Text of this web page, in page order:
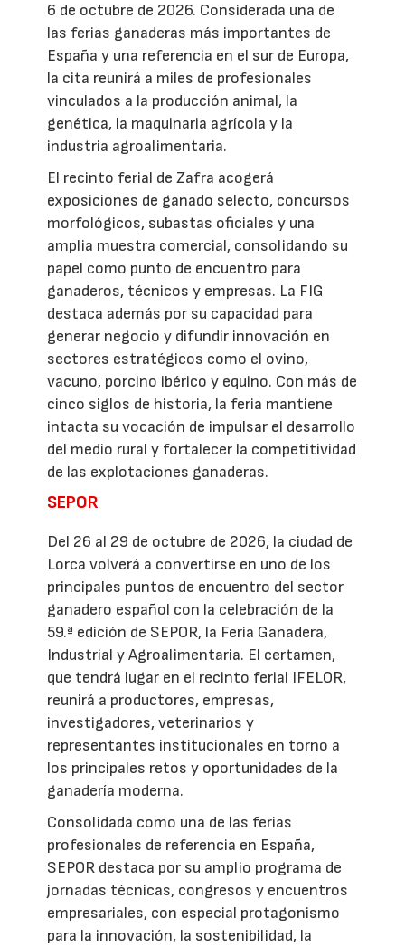
6 de octubre de 2026. Considerada una de
las ferias ganaderas más importantes de
España y una referencia en el sur de Europa,
la cita reunirá a miles de profesionales
vinculados a la producción animal, la
genética, la maquinaria agrícola y la
industria agroalimentaria.
El recinto ferial de Zafra acogerá
exposiciones de ganado selecto, concursos
morfológicos, subastas oficiales y una
amplia muestra comercial, consolidando su
papel como punto de encuentro para
ganaderos, técnicos y empresas. La FIG
destaca además por su capacidad para
generar negocio y difundir innovación en
sectores estratégicos como el ovino,
vacuno, porcino ibérico y equino. Con más de
cinco siglos de historia, la feria mantiene
intacta su vocación de impulsar el desarrollo
del medio rural y fortalecer la competitividad
de las explotaciones ganaderas.
SEPOR
Del 26 al 29 de octubre de 2026, la ciudad de
Lorca volverá a convertirse en uno de los
principales puntos de encuentro del sector
ganadero español con la celebración de la
59.ª edición de SEPOR, la Feria Ganadera,
Industrial y Agroalimentaria. El certamen,
que tendrá lugar en el recinto ferial IFELOR,
reunirá a productores, empresas,
investigadores, veterinarios y
representantes institucionales en torno a
los principales retos y oportunidades de la
ganadería moderna.
Consolidada como una de las ferias
profesionales de referencia en España,
SEPOR destaca por su amplio programa de
jornadas técnicas, congresos y encuentros
empresariales, con especial protagonismo
para la innovación, la sostenibilidad, la